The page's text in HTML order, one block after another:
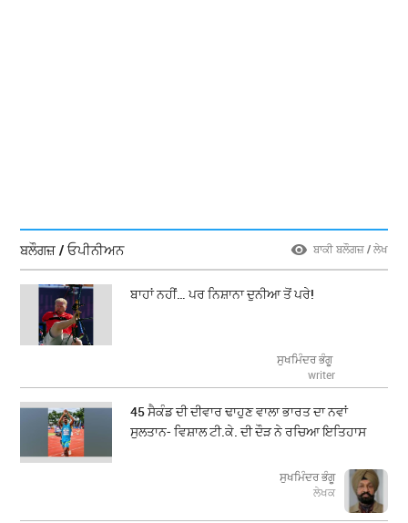
ਬਲੌਗਜ਼ / ਓਪੀਨੀਅਨ ਬਾਕੀ ਬਲੌਗਜ਼ / ਲੇਖ
ਬਾਹਾਂ ਨਹੀਂ… ਪਰ ਨਿਸ਼ਾਨਾ ਦੁਨੀਆ ਤੋਂ ਪਰੇ!
ਸੁਖਮਿੰਦਰ ਭੰਗੂ
writer
45 ਸੈਕੰਡ ਦੀ ਦੀਵਾਰ ਢਾਹੁਣ ਵਾਲਾ ਭਾਰਤ ਦਾ ਨਵਾਂ
ਸੁਲਤਾਨ- ਵਿਸ਼ਾਲ ਟੀ.ਕੇ. ਦੀ ਦੌੜ ਨੇ ਰਚਿਆ ਇਤਿਹਾਸ
ਸੁਖਮਿੰਦਰ ਭੰਗੂ
ਲੇਖਕ